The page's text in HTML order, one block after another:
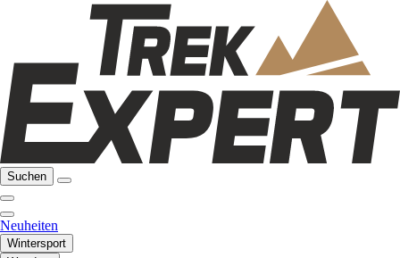
Suchen
Neuheiten
Wintersport